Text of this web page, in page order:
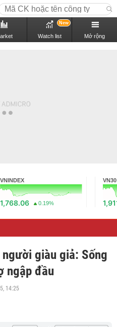
Watch list
New
Mở rộng
VNINDEX
1,768.06 0.19%
VN30
giàu giả: Sống
ngập đầu
14:25